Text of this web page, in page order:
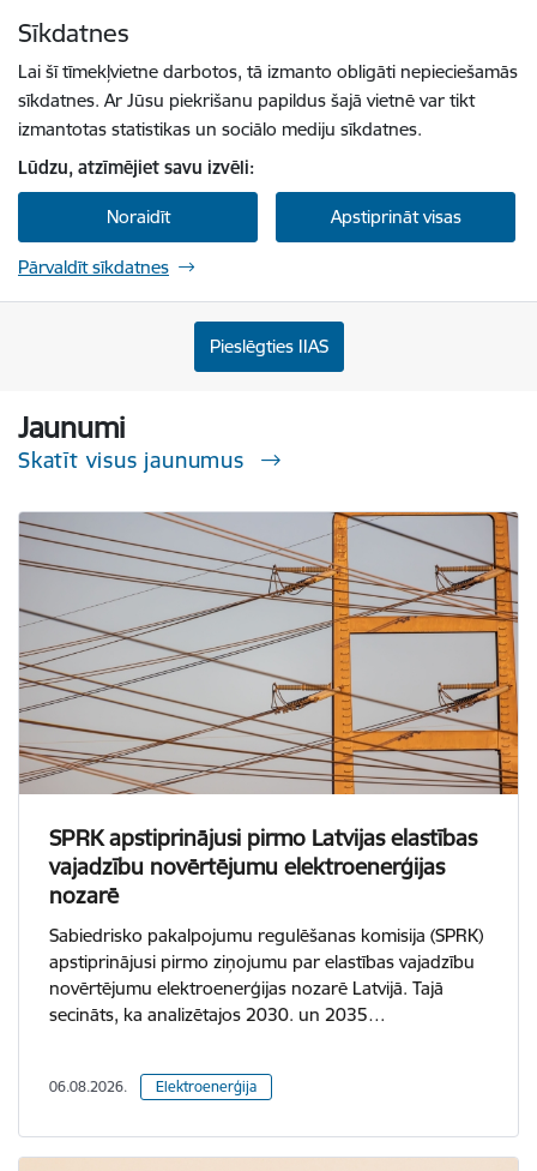
Sīkdatnes
Lai šī tīmekļvietne darbotos, tā izmanto obligāti nepieciešamās
sīkdatnes. Ar Jūsu piekrišanu papildus šajā vietnē var tikt
izmantotas statistikas un sociālo mediju sīkdatnes.
Lūdzu, atzīmējiet savu izvēli:
Noraidīt Apstiprināt visas
Pārvaldīt sīkdatnes
Sabiedrisko pakalpojumu regulēšanas
Pieslēgties IIAS
Jaunumi
Skatīt visus jaunumus
SPRK apstiprinājusi pirmo Latvijas elastības
vajadzību novērtējumu elektroenerģijas
nozarē
Sabiedrisko pakalpojumu regulēšanas komisija (SPRK)
apstiprinājusi pirmo ziņojumu par elastības vajadzību
novērtējumu elektroenerģijas nozarē Latvijā. Tajā
secināts, ka analizētajos 2030. un 2035…
06.08.2026. Elektroenerģija